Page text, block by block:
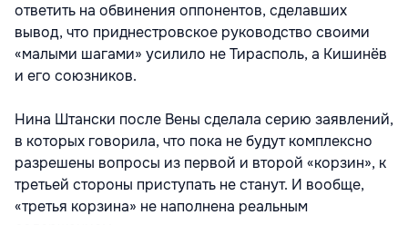
ответить на обвинения оппонентов, сделавших
вывод, что приднестровское руководство своими
«малыми шагами» усилило не Тирасполь, а Кишинёв
и его союзников.
Нина Штански после Вены сделала серию заявлений,
в которых говорила, что пока не будут комплексно
разрешены вопросы из первой и второй «корзин», к
третьей стороны приступать не станут. И вообще,
«третья корзина» не наполнена реальным